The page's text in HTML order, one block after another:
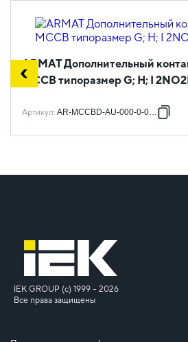
ARMAT Дополнительный
MCCB типоразмер G; H; I
Артикул: AR-MCCBD-AU-000-0-06-C
IEK GROUP (c) 1999 – 2026
Все права защищены